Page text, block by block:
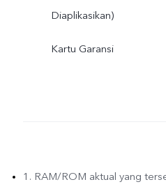
Diaplikasikan)
Kartu Garansi
1. RAM/ROM aktual yang